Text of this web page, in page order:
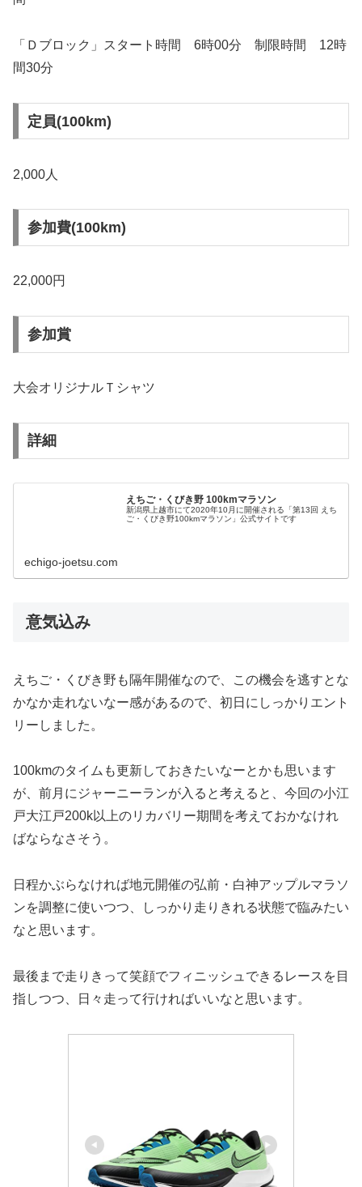
「Ｄブロック」スタート時間 6時00分 制限時間 12時
間30分
定員(100km)
2,000人
参加費(100km)
22,000円
参加賞
大会オリジナルＴシャツ
詳細
えちご・くびき野 100kmマラソン
新潟県上越市にて2020年10月に開催される「第13回 えち
ご・くびき野100kmマラソン」公式サイトです
echigo-joetsu.com
意気込み
えちご・くびき野も隔年開催なので、この機会を逃すとな
かなか走れないなー感があるので、初日にしっかりエント
リーしました。
100kmのタイムも更新しておきたいなーとかも思います
が、前月にジャーニーランが入ると考えると、今回の小江
戸大江戸200k以上のリカバリー期間を考えておかなけれ
ばならなさそう。
日程かぶらなければ地元開催の弘前・白神アップルマラソ
ンを調整に使いつつ、しっかり走りきれる状態で臨みたい
なと思います。
最後まで走りきって笑顔でフィニッシュできるレースを目
指しつつ、日々走って行ければいいなと思います。